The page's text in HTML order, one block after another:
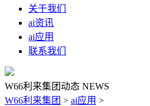
关于我们
ai资讯
ai应用
联系我们
W66利来集团动态 NEWS
W66利来集团 > ai应用 >